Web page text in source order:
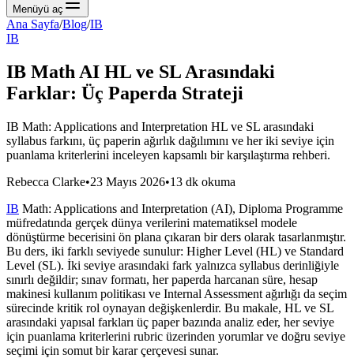
Menüyü aç
Ana Sayfa/Blog/IB
IB
IB Math AI HL ve SL Arasındaki
Farklar: Üç Paperda Strateji
IB Math: Applications and Interpretation HL ve SL arasındaki
syllabus farkını, üç paperin ağırlık dağılımını ve her iki seviye için
puanlama kriterlerini inceleyen kapsamlı bir karşılaştırma rehberi.
Rebecca Clarke•23 Mayıs 2026•13 dk okuma
IB Math: Applications and Interpretation (AI), Diploma Programme
müfredatında gerçek dünya verilerini matematiksel modele
dönüştürme becerisini ön plana çıkaran bir ders olarak tasarlanmıştır.
Bu ders, iki farklı seviyede sunulur: Higher Level (HL) ve Standard
Level (SL). İki seviye arasındaki fark yalnızca syllabus derinliğiyle
sınırlı değildir; sınav formatı, her paperda harcanan süre, hesap
makinesi kullanım politikası ve Internal Assessment ağırlığı da seçim
sürecinde kritik rol oynayan değişkenlerdir. Bu makale, HL ve SL
arasındaki yapısal farkları üç paper bazında analiz eder, her seviye
için puanlama kriterlerini rubric üzerinden yorumlar ve doğru seviye
seçimi için somut bir karar çerçevesi sunar.